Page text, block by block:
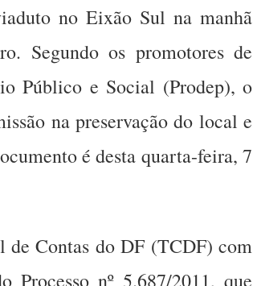
no Eixão Sul na manhã
Segundo os promotores de
Público e Social (Prodep), o
na preservação do local e
é desta quarta-feira, 7
Contas do DF (TCDF) com
nº 5.687/2011, que